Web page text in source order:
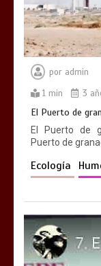
por admin
1 min
3
El Puerto de
El Puerto de
Puerto de
Ecología